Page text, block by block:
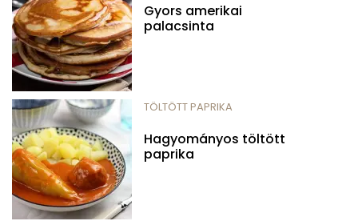
Gyors amerikai
palacsinta
TÖLTÖTT PAPRIKA
Hagyományos töltött
paprika